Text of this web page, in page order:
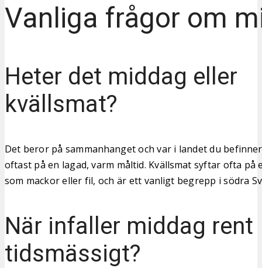
Vanliga frågor om
Heter det middag eller
kvällsmat?
Det beror på sammanhanget och var i landet du
oftast på en lagad, varm måltid. Kvällsmat syftar ofta på
som mackor eller fil, och är ett vanligt begrepp i södra
När infaller middag rent
tidsmässigt?